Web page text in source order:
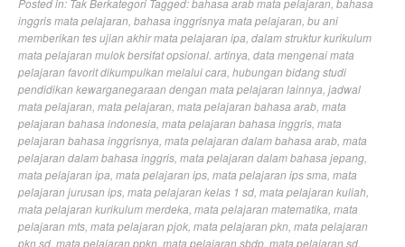
Posted in: Tak Berkategori Tagged:bahasa arab mata pelajaran bahasa
inggris mata pelajaran bahasa inggrisnya mata pelajaran bu ani
memberikan tes ujian akhir mata pelajaran ipa dalam struktur kurikulum
mata pelajaran mulok bersifat opsional. artinya data mengenai mata
pelajaran favorit dikumpulkan melalui cara hubungan bidang studi
pendidikan kewarganegaraan dengan mata pelajaran lainnya jadwal
mata pelajaran mata pelajaran mata pelajaran bahasa arab mata
pelajaran bahasa indonesia mata pelajaran bahasa inggris mata
pelajaran bahasa inggrisnya mata pelajaran dalam bahasa arab mata
pelajaran dalam bahasa inggris mata pelajaran dalam bahasa jepang
mata pelajaran ipa mata pelajaran ips mata pelajaran ips sma mata
pelajaran jurusan ips mata pelajaran kelas 1 sd mata pelajaran kuliah
mata pelajaran kurikulum merdeka mata pelajaran matematika mata
pelajaran mts mata pelajaran pjok mata pelajaran pkn mata pelajaran
pkn sd mata pelajaran ppkn mata pelajaran sbdp mata pelajaran sd